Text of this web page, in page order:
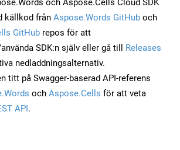
och Aspose.Cells Cloud SDK
källkod från Aspose.Words GitHub och
GitHub repos för att
SDK:n själv eller gå till Releases
nedladdningsalternativ.
titt på Swagger-baserad API-referens
och Aspose.Cells för att veta
API.